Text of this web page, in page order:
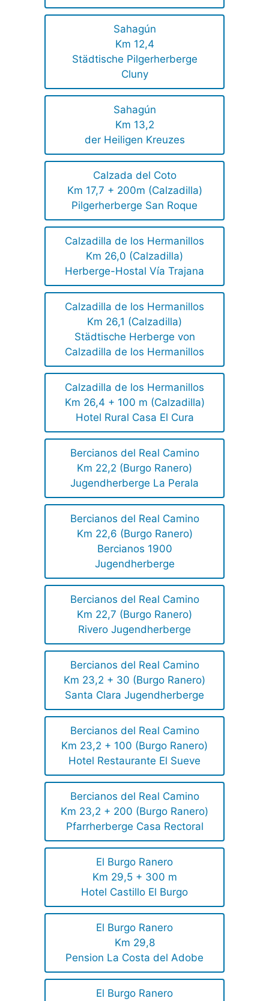
Sahagún
Km 12,4
Städtische Pilgerherberge
Cluny
Sahagún
Km 13,2
der Heiligen Kreuzes
Calzada del Coto
Km 17,7 + 200m (Calzadilla)
Pilgerherberge San Roque
Calzadilla de los Hermanillos
Km 26,0 (Calzadilla)
Herberge-Hostal Vía Trajana
Calzadilla de los Hermanillos
Km 26,1 (Calzadilla)
Städtische Herberge von
Calzadilla de los Hermanillos
Calzadilla de los Hermanillos
Km 26,4 + 100 m (Calzadilla)
Hotel Rural Casa El Cura
Bercianos del Real Camino
Km 22,2 (Burgo Ranero)
Jugendherberge La Perala
Bercianos del Real Camino
Km 22,6 (Burgo Ranero)
Bercianos 1900
Jugendherberge
Bercianos del Real Camino
Km 22,7 (Burgo Ranero)
Rivero Jugendherberge
Bercianos del Real Camino
Km 23,2 + 30 (Burgo Ranero)
Santa Clara Jugendherberge
Bercianos del Real Camino
Km 23,2 + 100 (Burgo Ranero)
Hotel Restaurante El Sueve
Bercianos del Real Camino
Km 23,2 + 200 (Burgo Ranero)
Pfarrherberge Casa Rectoral
El Burgo Ranero
Km 29,5 + 300 m
Hotel Castillo El Burgo
El Burgo Ranero
Km 29,8
Pension La Costa del Adobe
El Burgo Ranero